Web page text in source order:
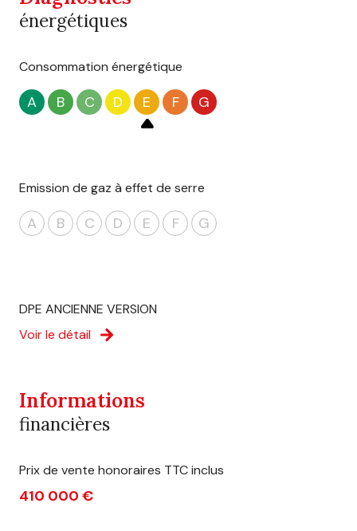
énergétiques
Consommation énergétique
A B C D E F G
Emission de gaz à effet de serre
A B C D E F G
DPE ANCIENNE VERSION
Voir le détail
Informations
financières
Prix de vente honoraires TTC inclus
410 000 €